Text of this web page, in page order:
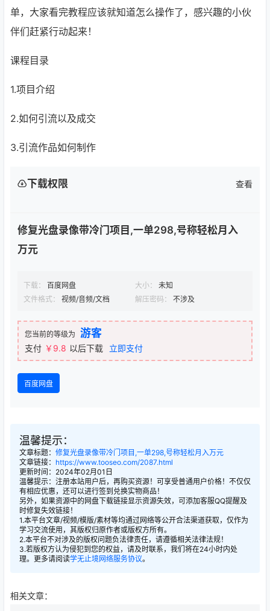
单，大家看完教程应该就知道怎么操作了，感兴趣的小伙
伴们赶紧行动起来！
课程目录
1.项目介绍
2.如何引流以及成交
3.引流作品如何制作
下载权限 查看
修复光盘录像带冷门项目,一单298,号称轻松月入
万元
下载： 百度网盘 大小：
未知
文件格式：
视频/音频/文档 解压密码： 不涉及
您当前的等级为 游客
支付 ￥9.8 以后下载 立即支付
百度网盘
温馨提示：
文章标题： 修复光盘录像带冷门项目,一单298,号称轻松月入万元
文章链接： https://www.tooseo.com/2087.html
更新时间：2024年02月01日
温馨提示：注册本站用户后，再购买资源！可享受普通用户价格！不仅仅
有相应优惠，还可以进行签到兑换实物商品！
另外，如果资源中的网盘下载链接显示资源失效，可添加客服QQ提醒及
时修复失效链接！
1.本平台文章/视频/模版/素材等均通过网络等公开合法渠道获取，仅作为
学习交流使用，其版权归原作者或版权方所有。
2.本平台不对涉及的版权问题负法律责任，请遵循相关法律法规！
3.若版权方认为侵犯到您的权益，请及时联系，我们将在24小时内处
理。更多请阅读学无止境网络服务协议。
相关文章：